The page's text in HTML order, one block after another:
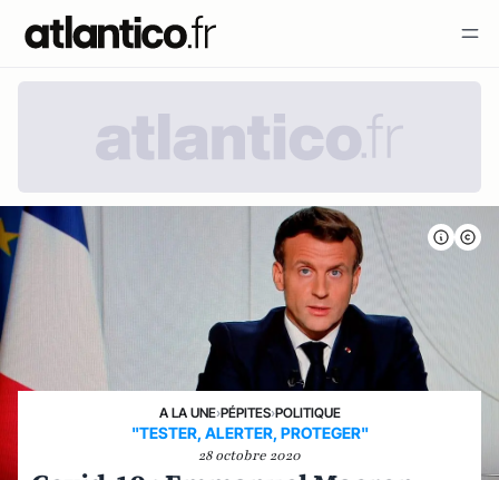
A LA UNE›PÉPITES›POLITIQUE
"TESTER, ALERTER, PROTEGER"
28 octobre 2020